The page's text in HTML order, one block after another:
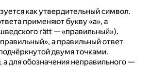
как утвердительный символ.
применяют букву «a», а
rätt — «правильный»).
а правильный ответ
двумя точками.
для обозначения неправильного —